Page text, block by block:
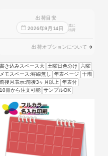
出荷目安
2026年9 月 14日
迄に
出荷
出荷オプションについて
書き込みスペース大 土曜日色分け
六曜
メモスペース:罫線無し
年表ページ
干潮
前後月表示:前後3ヶ月以上
年表付
10冊から注文可能 サンプルOK